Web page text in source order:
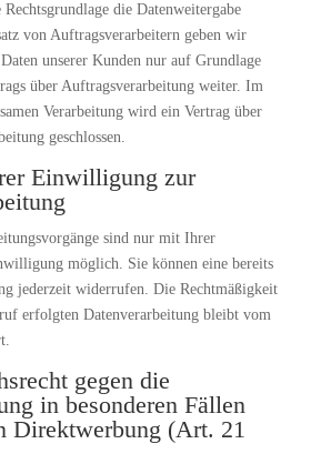
Rechtsgrundlage die Datenweitergabe
von Auftragsverarbeitern geben wir
Daten unserer Kunden nur auf Grundlage
über Auftragsverarbeitung weiter. Im
Verarbeitung wird ein Vertrag über
geschlossen.
Einwilligung zur
sind nur mit Ihrer
möglich. Sie können eine bereits
jederzeit widerrufen. Die Rechtmäßigkeit
erfolgten Datenverarbeitung bleibt vom
gegen die
in besonderen Fällen
Direktwerbung (Art. 21